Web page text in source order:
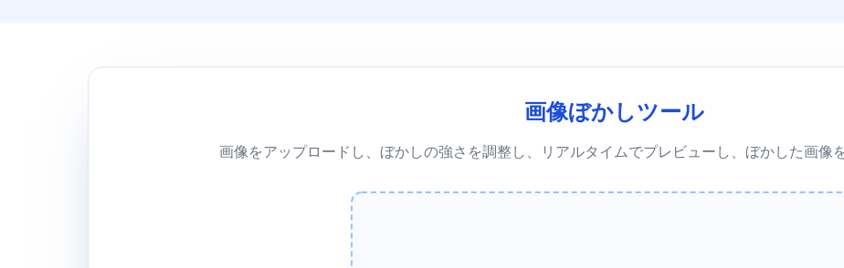
画像ぼかしツール
画像をアップロードし、ぼかしの強さを調整し、リアルタイムでプレビューし、ぼかした画像